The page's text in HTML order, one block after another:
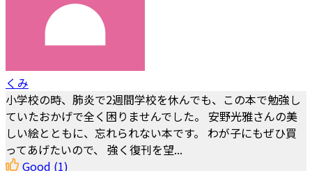
くみ
小学校の時、肺炎で2週間学校を休んでも、この本で勉強し
ていたおかげで全く困りませんでした。 安野光雅さんの美
しい絵とともに、忘れられない本です。 わが子にもぜひ買
ってあげたいので、 強く復刊を望...
Good (1)